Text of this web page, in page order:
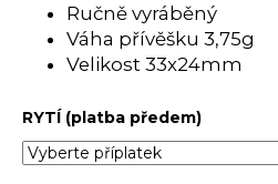
Ručně vyráběný
Váha přívěšku 3,75g
Velikost 33x24mm
RYTÍ (platba předem)
o
r